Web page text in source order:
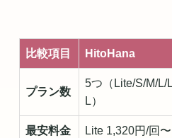
比較項目 HitoHana
プラン数
5つ（Lite/S/M/L/L
L）
最安料金 Lite 1,320円/回〜